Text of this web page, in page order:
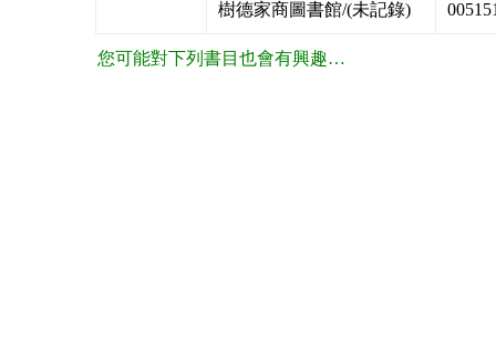
樹德家商圖書館/(未記錄)
您可能對下列書目也會有興趣…